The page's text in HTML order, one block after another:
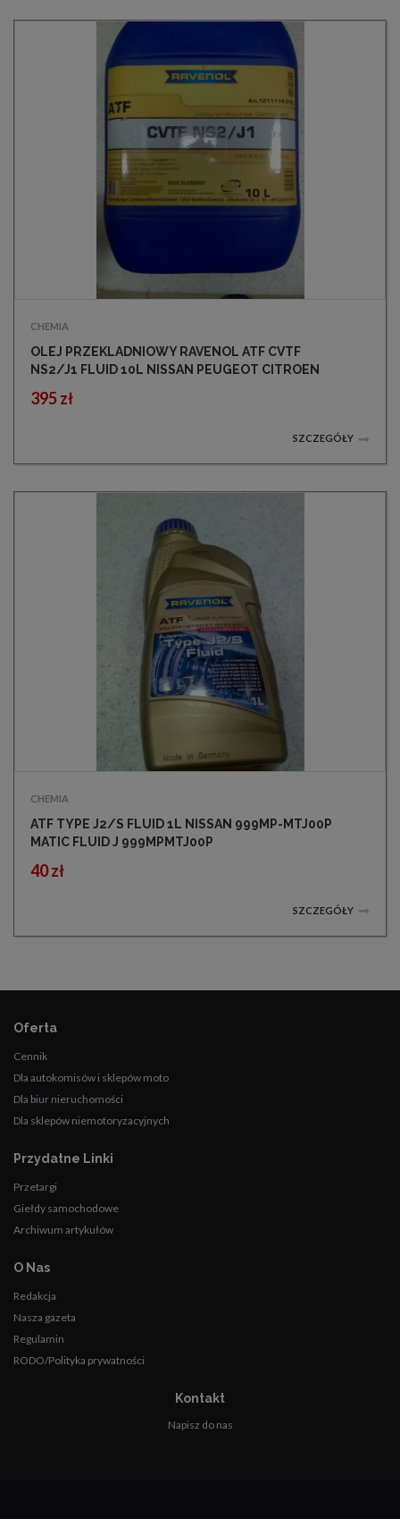
CHEMIA
OLEJ PRZEKLADNIOWY RAVENOL ATF CVTF
NS2/J1 FLUID 10L NISSAN PEUGEOT CITROEN
395 zł
SZCZEGÓŁY
CHEMIA
ATF TYPE J2/S FLUID 1L NISSAN 999MP-MTJ00P
MATIC FLUID J 999MPMTJ00P
40 zł
SZCZEGÓŁY
Oferta
Cennik
Dla autokomisów i sklepów moto
Dla biur nieruchomości
Dla sklepów niemotoryzacyjnych
Przydatne Linki
Przetargi
Giełdy samochodowe
Archiwum artykułów
O Nas
Redakcja
Nasza gazeta
Regulamin
RODO/Polityka prywatności
Kontakt
Napisz do nas